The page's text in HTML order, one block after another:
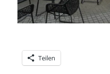
Teilen